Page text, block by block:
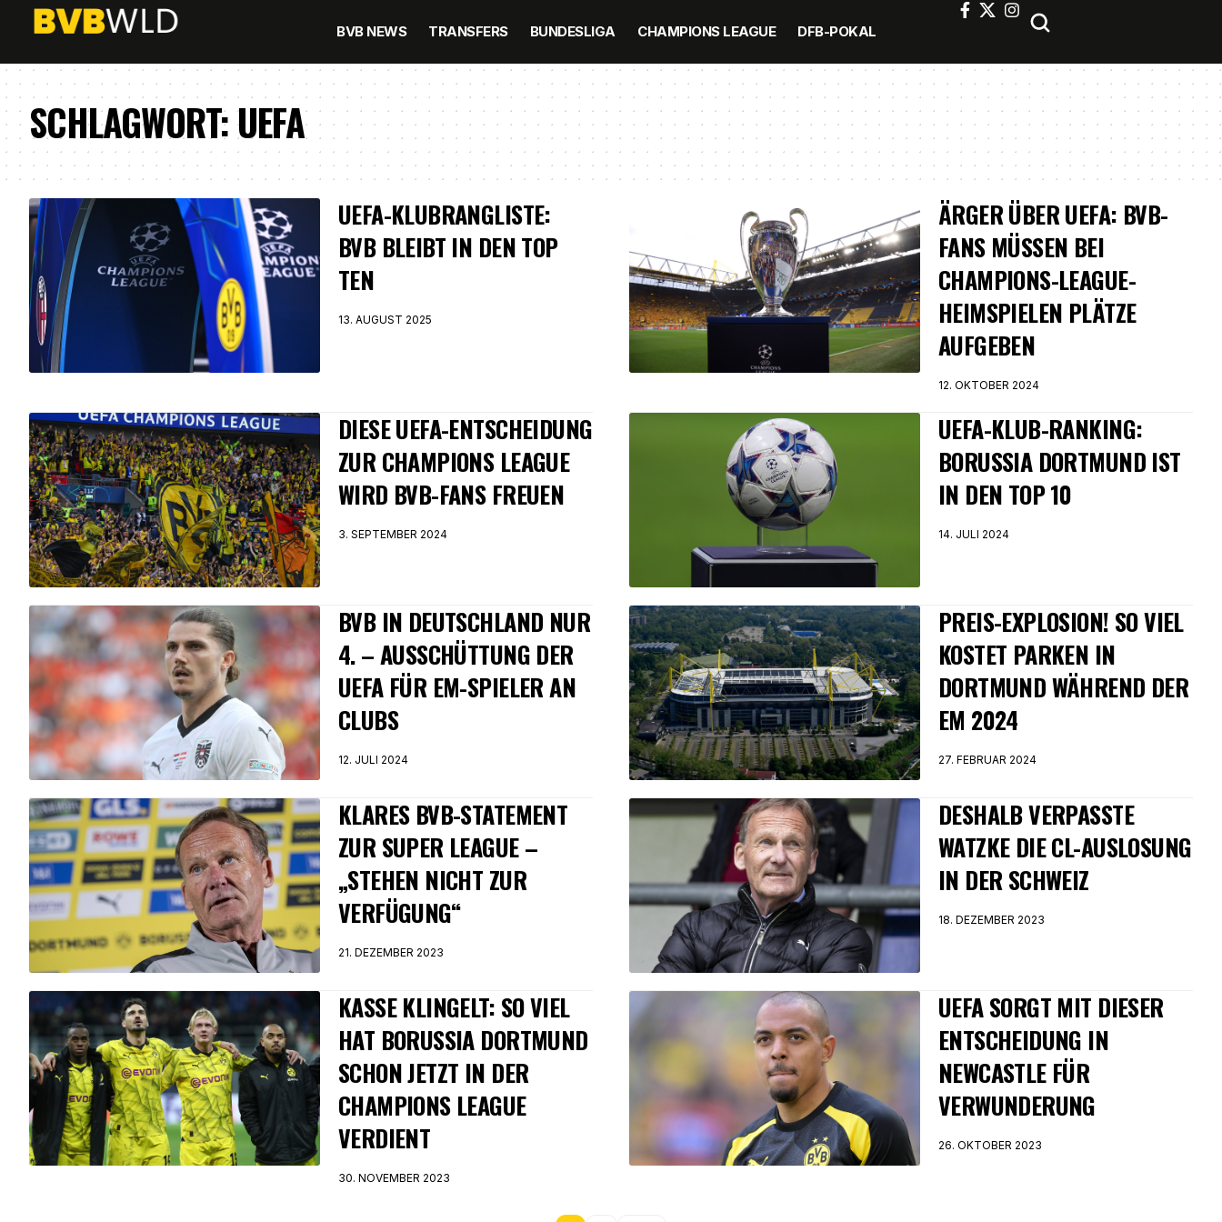
BVB NEWS TRANSFERS BUNDESLIGA CHAMPIONS LEAGUE DFB-POKAL
SCHLAGWORT:UEFA
UEFA-KLUBRANGLISTE:
BVB BLEIBT IN DEN TOP
TEN
13. AUGUST 2025
ÄRGER ÜBER UEFA: BVB-
FANS MÜSSEN BEI
CHAMPIONS-LEAGUE-
HEIMSPIELEN PLÄTZE
AUFGEBEN
12. OKTOBER 2024
DIESE UEFA-ENTSCHEIDUNG
ZUR CHAMPIONS LEAGUE
WIRD BVB-FANS FREUEN
3. SEPTEMBER 2024
UEFA-KLUB-RANKING:
BORUSSIA DORTMUND IST
IN DEN TOP 10
14. JULI 2024
BVB IN DEUTSCHLAND NUR
4. – AUSSCHÜTTUNG DER
UEFA FÜR EM-SPIELER AN
CLUBS
12. JULI 2024
PREIS-EXPLOSION! SO VIEL
KOSTET PARKEN IN
DORTMUND WÄHREND DER
EM 2024
27. FEBRUAR 2024
KLARES BVB-STATEMENT
ZUR SUPER LEAGUE –
„STEHEN NICHT ZUR
VERFÜGUNG“
21. DEZEMBER 2023
DESHALB VERPASSTE
WATZKE DIE CL-AUSLOSUNG
IN DER SCHWEIZ
18. DEZEMBER 2023
KASSE KLINGELT: SO VIEL
HAT BORUSSIA DORTMUND
SCHON JETZT IN DER
CHAMPIONS LEAGUE
VERDIENT
30. NOVEMBER 2023
UEFA SORGT MIT DIESER
ENTSCHEIDUNG IN
NEWCASTLE FÜR
VERWUNDERUNG
26. OKTOBER 2023